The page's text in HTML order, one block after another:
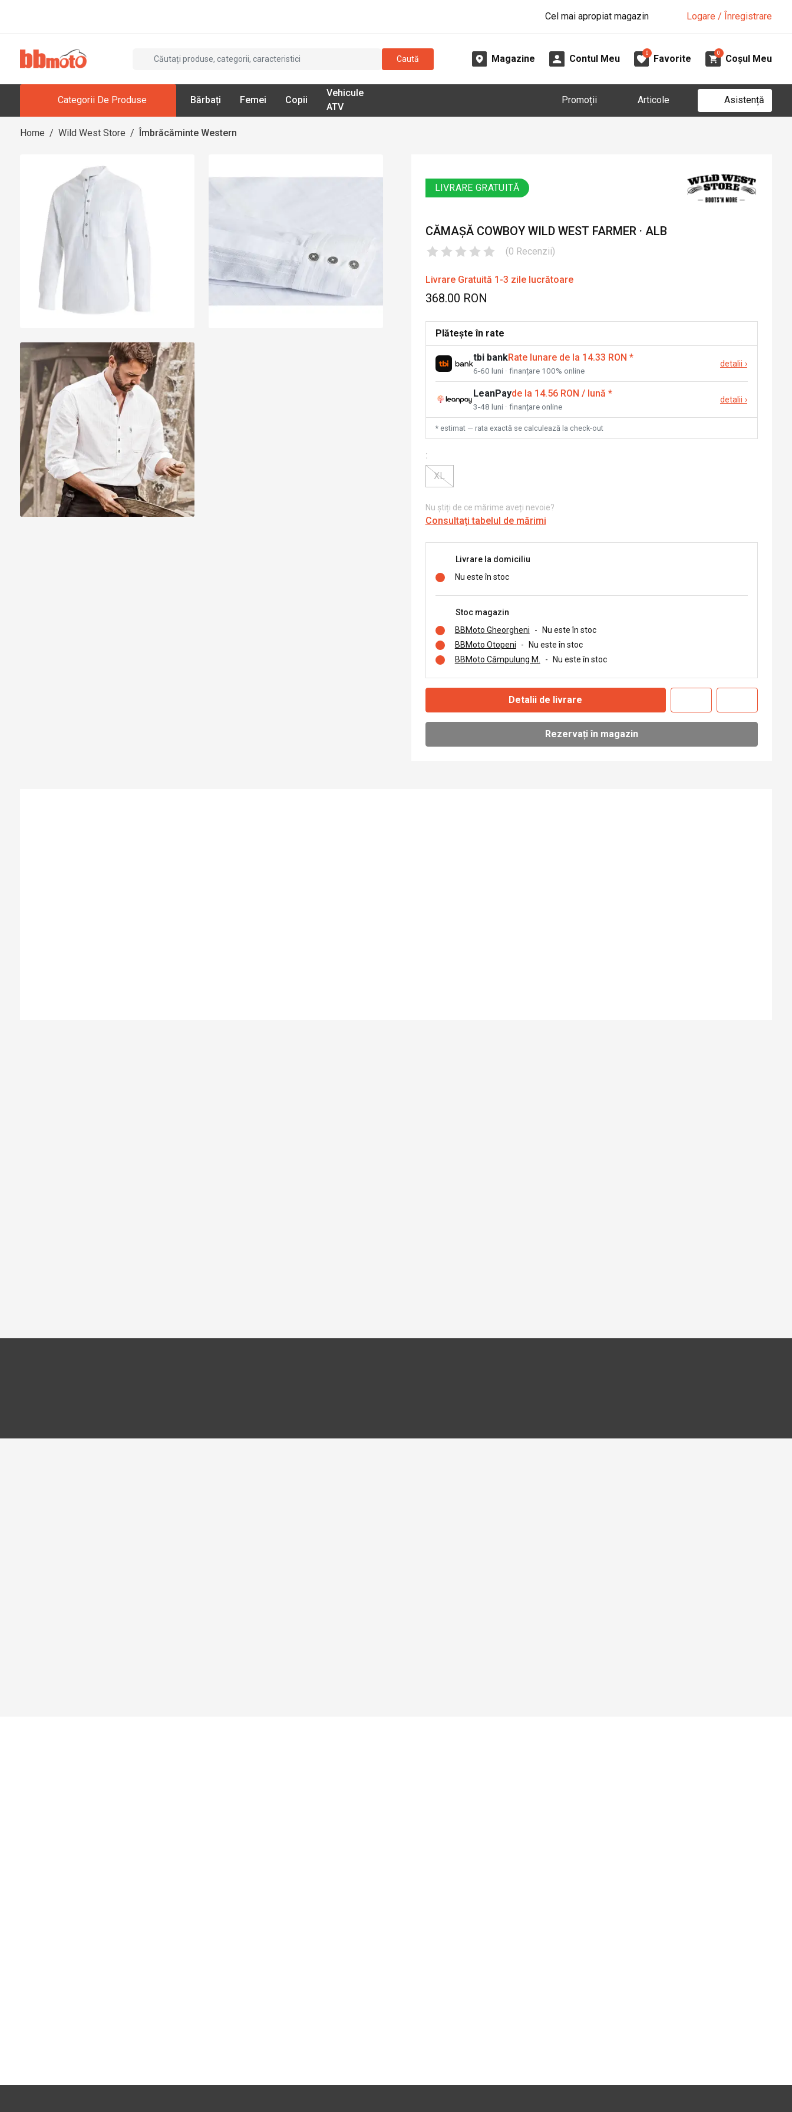
Cel mai apropiat magazin Logare / Înregistrare
Caută Magazine Contul Meu
0
Favorite
0
Coșul Meu
Categorii De Produse Bărbați Femei Copii
Vehicule
ATV
Promoții Articole Asistență
Home / Wild West Store / Îmbrăcăminte Western
LIVRARE GRATUITĂ
CĂMAȘĂ COWBOY WILD WEST FARMER · ALB
(0 Recenzii)
Livrare Gratuită 1-3 zile lucrătoare
368.00 RON
Plătește în rate
tbi bankRate lunare de la 14.33 RON *
6-60 luni · finanțare 100% online
detalii ›
LeanPayde la 14.56 RON / lună *
3-48 luni · finanțare online
detalii ›
* estimat — rata exactă se calculează la check-out
:
XL
Nu știți de ce mărime aveți nevoie?
Consultați tabelul de mărimi
Livrare la domiciliu
Nu este în stoc
Stoc magazin
BBMoto Gheorgheni
-
Nu este în stoc
BBMoto Otopeni
-
Nu este în stoc
BBMoto Câmpulung M.
- Nu este în stoc
Detalii de livrare
Rezervați în magazin